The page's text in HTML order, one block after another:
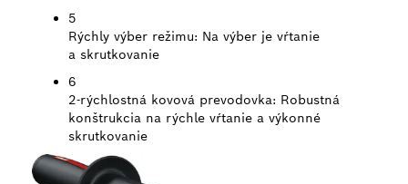
5
Rýchly výber režimu: Na výber je vŕtanie
a skrutkovanie
6
2-rýchlostná kovová prevodovka: Robustná
konštrukcia na rýchle vŕtanie a výkonné
skrutkovanie